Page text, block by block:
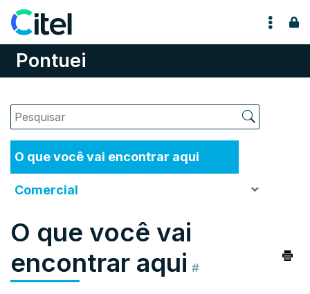
Pular para o conteúdo
Pontuei
O que você vai encontrar aqui
Comercial
O que você vai
encontrar aqui #